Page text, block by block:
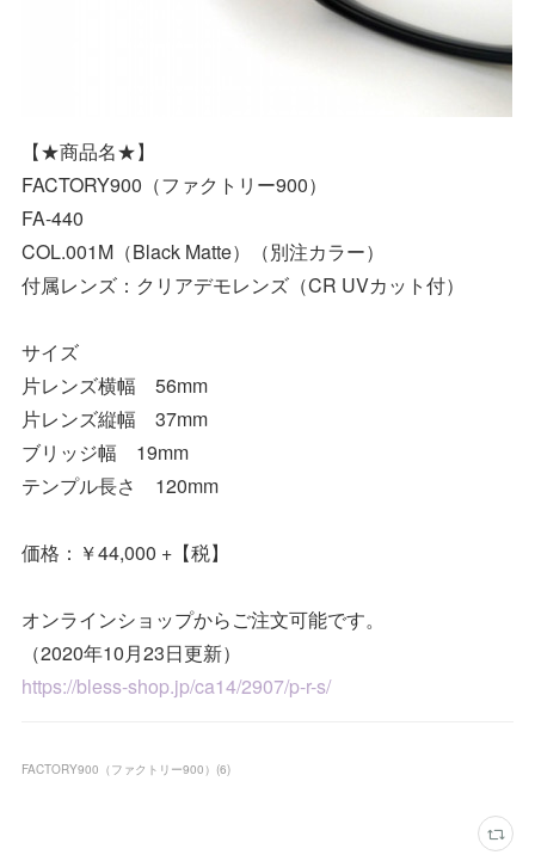
【★商品名★】
FACTORY900（ファクトリー900）
FA-440
COL.001M（Black Matte）（別注カラー）
付属レンズ：クリアデモレンズ（CR UVカット付）
サイズ
片レンズ横幅 56mm
片レンズ縦幅 37mm
ブリッジ幅 19mm
テンプル長さ 120mm
価格：￥44,000 +【税】
オンラインショップからご注文可能です。
（2020年10月23日更新）
https://bless-shop.jp/ca14/2907/p-r-s/
FACTORY900（ファクトリー900） (6)